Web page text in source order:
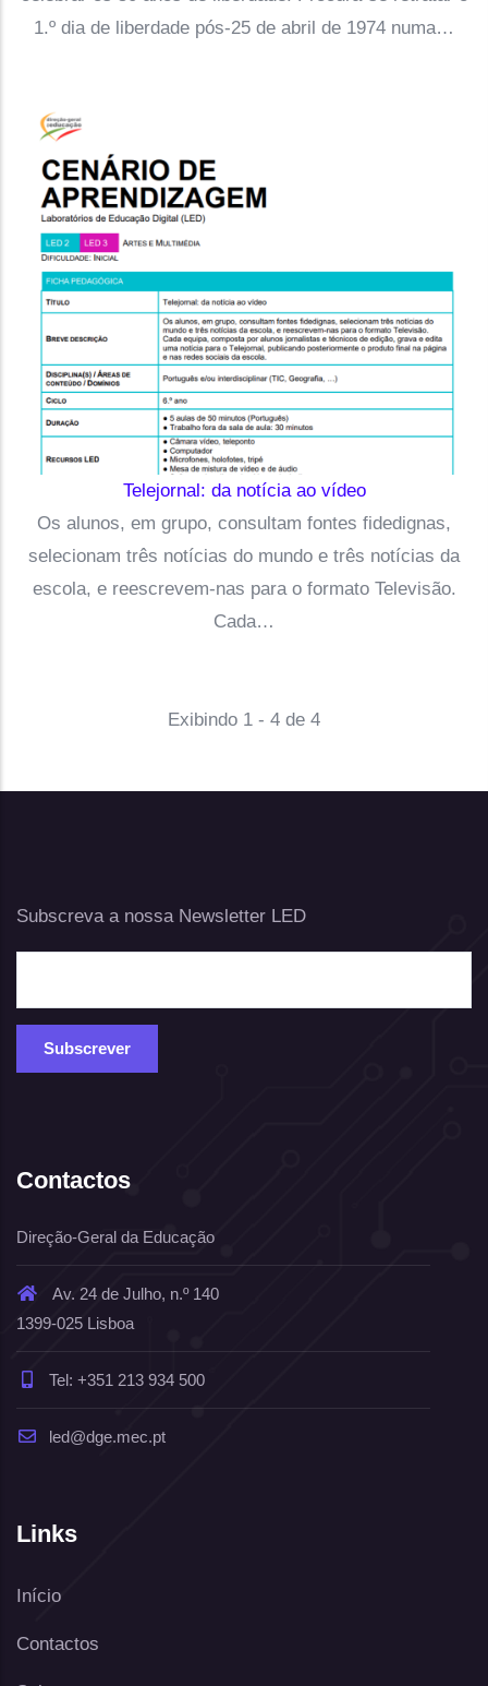
1.º dia de liberdade pós-25 de abril de 1974 numa…
Telejornal: da notícia ao vídeo
Os alunos, em grupo, consultam fontes fidedignas,
selecionam três notícias do mundo e três notícias da
escola, e reescrevem-nas para o formato Televisão.
Cada…
Exibindo 1 - 4 de 4
Subscreva a nossa Newsletter LED
Contactos
Direção-Geral da Educação
Av. 24 de Julho, n.º 140
1399-025 Lisboa
Tel: +351 213 934 500
led@dge.mec.pt
Links
Início
Contactos